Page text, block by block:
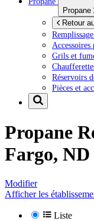
Propane
Retour
Grils et
Réservoirs
Pièces et
Propane
Fargo, ND
Modifier
Afficher les
Liste